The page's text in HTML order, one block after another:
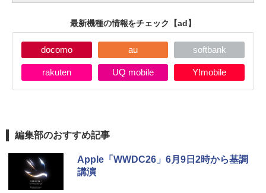
最新機種の情報をチェック 【ad】
docomo au softbank
rakuten UQ mobile Y!mobile
編集部のおすすめ記事
Apple「WWDC26」6月9日2時から基調
講演